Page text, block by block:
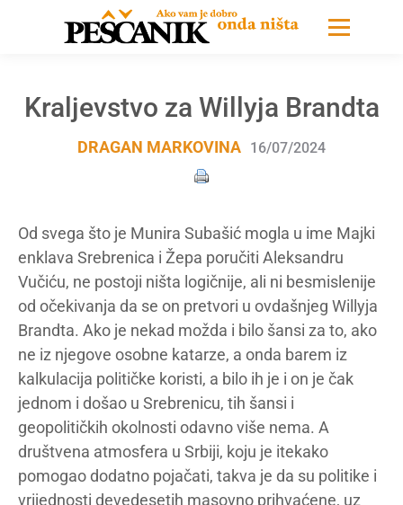
Kraljevstvo za Willyja Brandta
DRAGAN MARKOVINA 16/07/2024
Od svega što je Munira Subašić mogla u ime Majki
enklava Srebrenica i Žepa poručiti Aleksandru
Vučiću, ne postoji ništa logičnije, ali ni besmislenije
od očekivanja da se on pretvori u ovdašnjeg Willyja
Brandta. Ako je nekad možda i bilo šansi za to, ako
ne iz njegove osobne katarze, a onda barem iz
kalkulacija političke koristi, a bilo ih je i on je čak
jednom i došao u Srebrenicu, tih šansi i
geopolitičkih okolnosti odavno više nema. A
društvena atmosfera u Srbiji, koju je itekako
pomogao dodatno pojačati, takva je da su politike i
vrijednosti devedesetih masovno prihvaćene, uz